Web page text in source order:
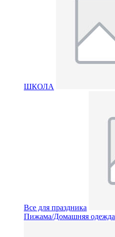
ШКОЛА
Все для праздника
Пижама/Домашняя одежда